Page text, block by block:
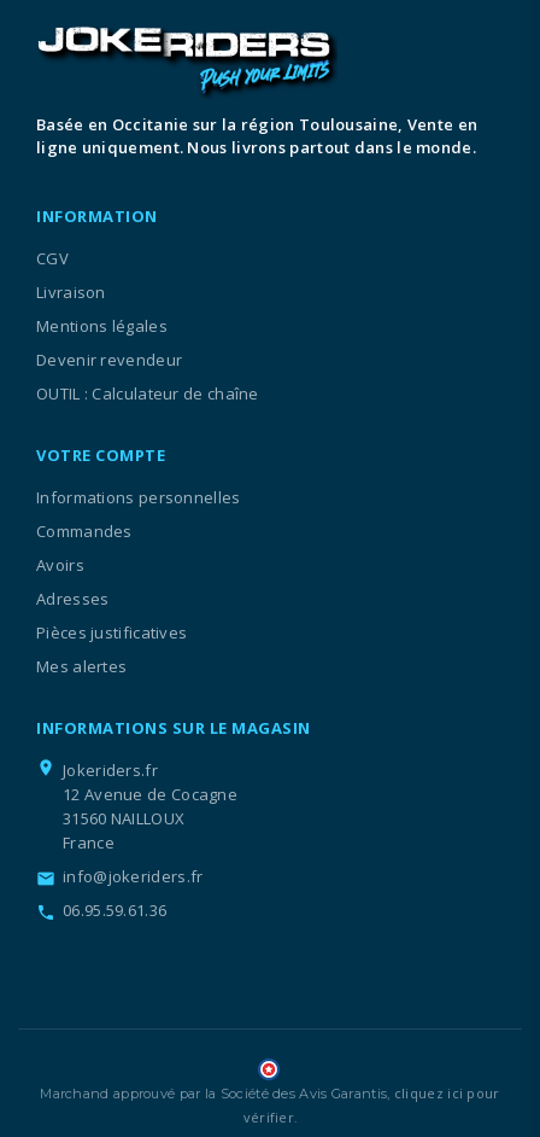
Basée en Occitanie sur la région Toulousaine, Vente en
ligne uniquement. Nous livrons partout dans le monde.
INFORMATION
CGV
Livraison
Mentions légales
Devenir revendeur
OUTIL : Calculateur de chaîne
VOTRE COMPTE
Informations personnelles
Commandes
Avoirs
Adresses
Pièces justificatives
Mes alertes
INFORMATIONS SUR LE MAGASIN
location_on
Jokeriders.fr
12 Avenue de Cocagne
31560 NAILLOUX
France
email info@jokeriders.fr
call 06.95.59.61.36
Marchand approuvé par la Société des Avis Garantis, cliquez ici pour
vérifier.